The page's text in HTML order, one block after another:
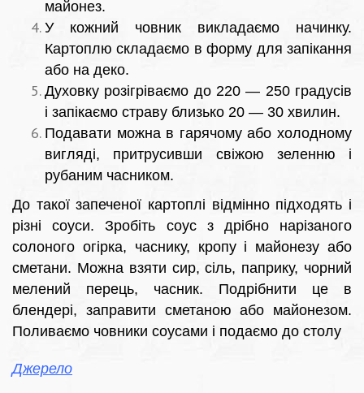
майонез.
У кожний човник викладаємо начинку.
Картоплю складаємо в форму для запікання
або на деко.
Духовку розігріваємо до 220 — 250 градусів
і запікаємо страву близько 20 — 30 хвилин.
Подавати можна в гарячому або холодному
вигляді, притрусивши свіжою зеленню і
рубаним часником.
До такої запеченої картоплі відмінно підходять і
різні соуси. Зробіть соус з дрібно нарізаного
солоного огірка, часнику, кропу і майонезу або
сметани. Можна взяти сир, сіль, паприку, чорний
мелений перець, часник. Подрібнити це в
блендері, заправити сметаною або майонезом.
Поливаємо човники соусами і подаємо до столу
Джерело